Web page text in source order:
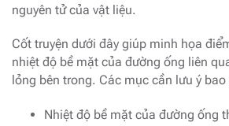
nguyên tử của vật liệu.
Cốt truyện dưới đây giúp minh họa
nhiệt độ bề mặt của đường ống liên
lỏng bên trong. Các mục cần lưu ý
Nhiệt độ bề mặt của đường ống